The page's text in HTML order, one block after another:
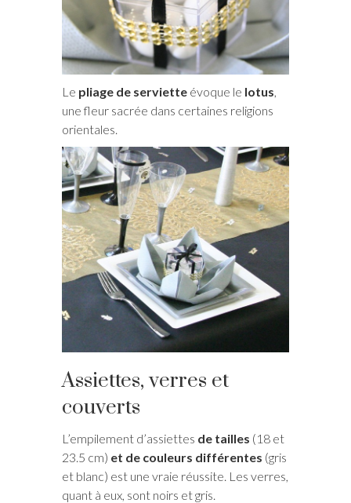
Le pliage de serviette évoque le lotus,
une fleur sacrée dans certaines religions
orientales.
Assiettes, verres et
couverts
L’empilement d’assiettes de tailles (18 et
23.5 cm) et de couleurs différentes (gris
et blanc) est une vraie réussite. Les verres,
quant à eux, sont noirs et gris.